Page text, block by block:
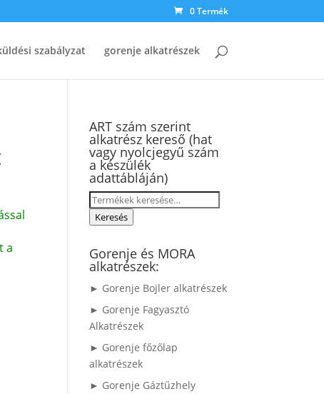
0 Termék
szabályzat gorenje alkatrészek
a
ART szám szerint
alkatrész kereső (hat
vagy nyolcjegyű szám
a készülék
adattábláján)
Keresés
a Keresés
Gorenje és MORA
alkatrészek:
► Gorenje Bojler alkatrészek
► Gorenje Fagyasztó
Alkatrészek
► Gorenje főzőlap
alkatrészek
► Gorenje Gáztűzhely